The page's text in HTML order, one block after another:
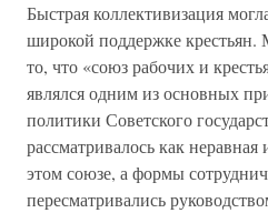
Быстрая коллективизация
широкой поддержке крестьян.
то, что «союз рабочих и
являлся одним из основных
политики Советского
рассматривалось как неравная
этом союзе, а формы
пересматривались